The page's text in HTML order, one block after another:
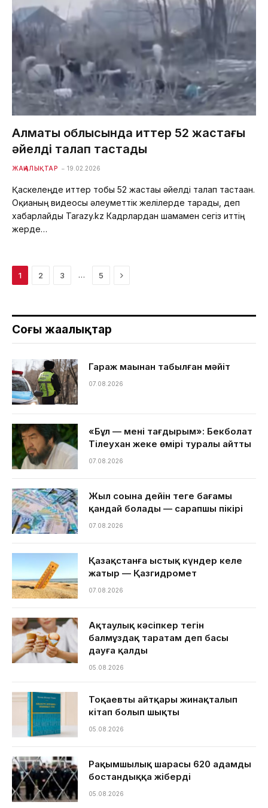
Алматы облысында иттер 52 жастағы
әйелді талап тастады
ЖАҢАЛЫҚТАР 19.02.2026
Қаскелеңде иттер тобы 52 жастағы әйелді талап тастаған.
Оқиғаның видеосы әлеуметтік желілерде тарады, деп
хабарлайды Tarazy.kz Кадрлардан шамамен сегіз иттің
жерде…
1 2 3 … 5 Next
Соңғы жаңалықтар
Гараж маңынан табылған мәйіт
07.08.2026
«Бұл — менің тағдырым»: Бекболат
Тілеухан жеке өмірі туралы айтты
07.08.2026
Жыл соңына дейін теңге бағамы
қандай болады — сарапшы пікірі
07.08.2026
Қазақстанға ыстық күндер келе
жатыр — Қазгидромет
07.08.2026
Ақтаулық кәсіпкер тегін
балмұздақ таратам деп басы
дауға қалды
05.08.2026
Тоқаевтың айтқары жинақталып
кітап болып шықты
05.08.2026
Рақымшылық шарасы 620 адамды
бостандыққа жіберді
05.08.2026